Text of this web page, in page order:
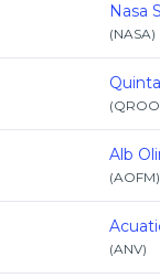
Nasa
(NASA)
(QROO
Alb
(AOFM)
(ANV)